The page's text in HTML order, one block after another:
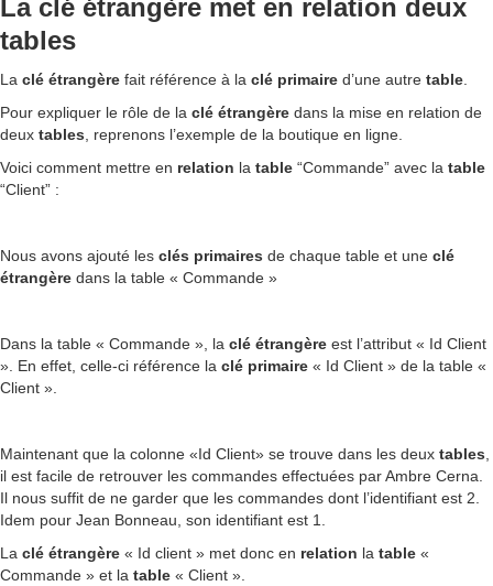
La clé étrangère met en relation deux
tables
La clé étrangère fait référence à la clé primaire d’une autre table
Pour expliquer le rôle de la clé étrangère dans la mise en relation de
deux tables , reprenons l’exemple de la boutique en ligne.
Voici comment mettre en relation la table “Commande” avec la table
“Client” :
Nous avons ajouté les clés primaires de chaque table et une clé
étrangère dans la table « Commande »
Dans la table « Commande », la clé étrangère est l’attribut « Id Client
». En effet, celle-ci référence la clé primaire « Id Client » de la table «
Client ».
Maintenant que la colonne «Id Client» se trouve dans les deux tables
il est facile de retrouver les commandes effectuées par Ambre Cerna.
Il nous suffit de ne garder que les commandes dont l’identifiant est 2.
Idem pour Jean Bonneau, son identifiant est 1.
La clé étrangère « Id client » met donc en relation la table «
Commande » et la table « Client ».